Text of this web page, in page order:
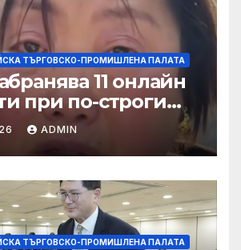
ТЪРГОВСКО-ПРОМИШЛЕНА ПАЛАТА
11 онлайн
при по-строги
за ограничаване на
и
ADMIN
ТЪРГОВСКО-ПРОМИШЛЕНА ПАЛАТА